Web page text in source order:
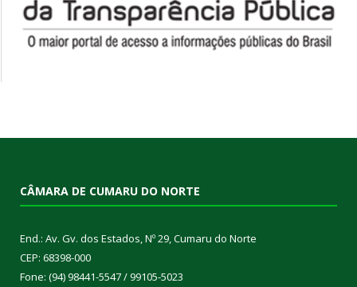
CÂMARA DE CUMARU DO NORTE
End.: Av. Gv. dos Estados, Nº 29, Cumaru do Norte
CEP: 68398-000
Fone: (94) 98441-5547 / 99105-5023